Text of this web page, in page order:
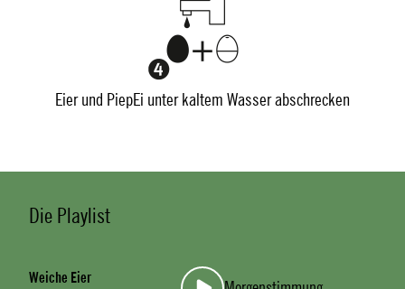
Eier und PiepEi unter kaltem Wasser abschrecken
Die Playlist
Weiche Eier